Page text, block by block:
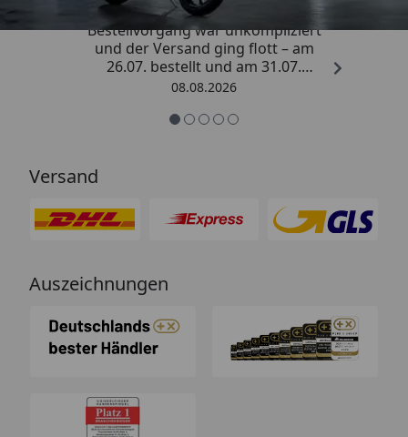
„Sehr zufriedener Kauf! Der
Bestellvorgang war unkompliziert
und der Versand ging flott – am
26.07. bestellt und am 31.07.
geliefert. Die Abdeckplane
Beschreibung und schützt
08.08.2026
Versand
Auszeichnungen